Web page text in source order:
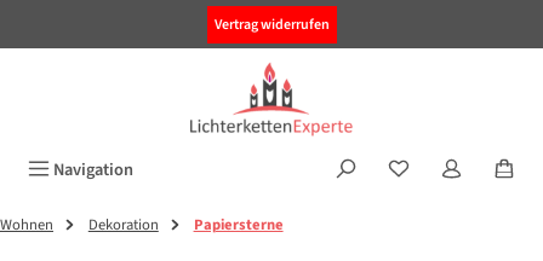
Vertrag widerrufen
Navigation
Wohnen Dekoration Papiersterne